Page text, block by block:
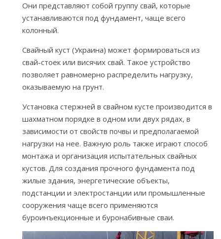
Они представляют собой группу свай, которые
устанавливаются под фундамент, чаще всего
колонный.
Свайный куст (Украина) может формироваться из
свай-стоек или висячих свай. Такое устройство
позволяет равномерно распределить нагрузку,
оказываемую на грунт.
Установка стержней в свайном кусте производится в
шахматном порядке в одном или двух рядах, в
зависимости от свойств почвы и предполагаемой
нагрузки на нее. Важную роль также играют способ
монтажа и организация испытательных свайных
кустов. Для создания прочного фундамента под
жилые здания, энергетические объекты,
подстанции и электростанции или промышленные
сооружения чаще всего применяются
буроинъекционные и буронабивные сваи.